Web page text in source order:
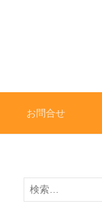
お問合せ
検
索: